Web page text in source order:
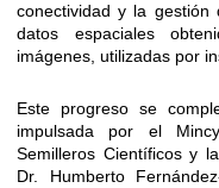
conectividad y la gestión
datos espaciales
imágenes, utilizadas por
Este progreso se
impulsada por el
Semilleros Científicos y
Dr. Humberto